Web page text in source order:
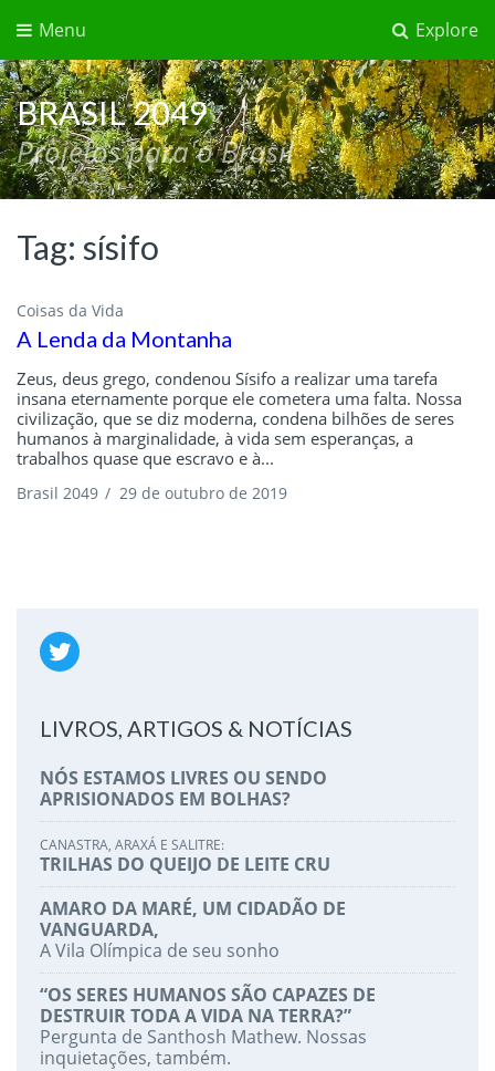
Explore
Menu
BRASIL 2049
Projetos para o Brasil
Tag: sísifo
Coisas da Vida
A Lenda da Montanha
Zeus, deus grego, condenou Sísifo a realizar uma tarefa
insana eternamente porque ele cometera uma falta. Nossa
civilização, que se diz moderna, condena bilhões de seres
humanos à marginalidade, à vida sem esperanças, a
trabalhos quase que escravo e à...
Brasil 2049 / 29 de outubro de 2019
LIVROS, ARTIGOS & NOTÍCIAS
NÓS ESTAMOS LIVRES OU SENDO
APRISIONADOS EM BOLHAS?
CANASTRA, ARAXÁ E SALITRE:
TRILHAS DO QUEIJO DE LEITE CRU
AMARO DA MARÉ, UM CIDADÃO DE
VANGUARDA,
A Vila Olímpica de seu sonho
“OS SERES HUMANOS SÃO CAPAZES DE
DESTRUIR TODA A VIDA NA TERRA?”
Pergunta de Santhosh Mathew. Nossas
inquietações, também.